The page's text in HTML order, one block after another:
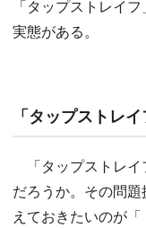
「タップストレイ
実態がある。
「タップストレ
「タップストレイ
だろうか。その問
えておきたいのが